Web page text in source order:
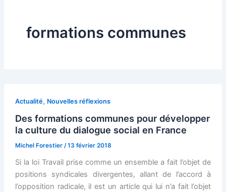
formations communes
Actualité, Nouvelles réflexions
Des formations communes pour développer
la culture du dialogue social en France
Michel Forestier /13 février 2018
Si la loi Travail prise comme un ensemble a fait l’objet de
positions syndicales divergentes, allant de l’accord à
l’opposition radicale, il est un article qui lui n’a fait l’objet